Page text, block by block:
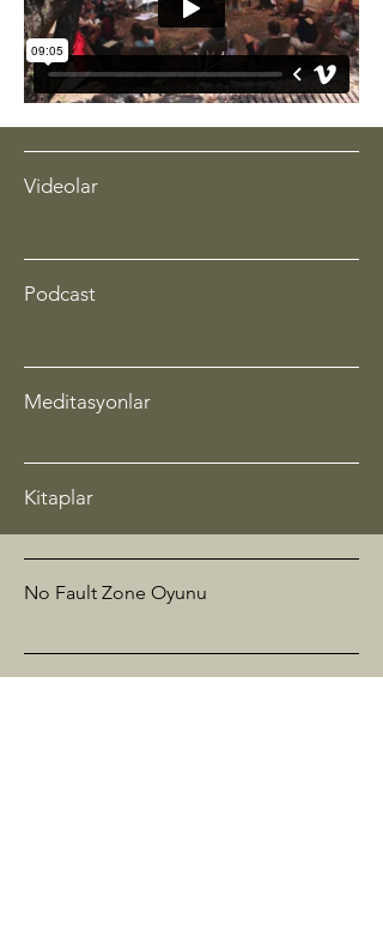
Videolar
Podcast
Meditasyonlar
Kitaplar
No Fault Zone Oyunu